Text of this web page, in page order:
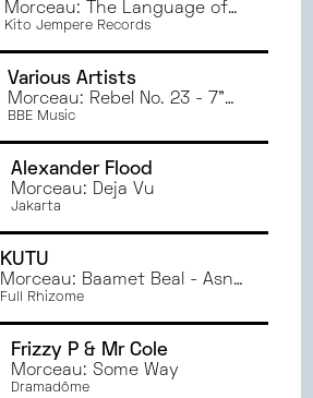
Morceau: The Language of
Love
Kito Jempere Records
Various Artists
Morceau: Rebel No. 23 - 7"
Edit
BBE Music
Alexander Flood
Morceau: Deja Vu
Jakarta
KUTU
Morceau: Baamet Beal - Asna
Remix
Full Rhizome
Frizzy P & Mr Cole
Morceau: Some Way
Dramadôme